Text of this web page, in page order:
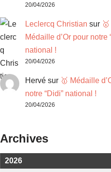
20/04/2026
Leclercq Christian sur 🥇
Médaille d’Or pour notre
national !
20/04/2026
Hervé sur 🥇 Médaille
notre “Didi” national !
20/04/2026
Archives
2026